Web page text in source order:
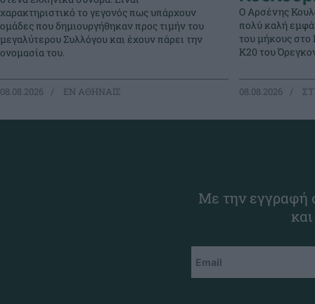
χαρακτηριστικό το γεγονός πως υπάρχουν
ομάδες που δημιουργήθηκαν προς τιμήν του
μεγαλύτερου Συλλόγου και έχουν πάρει την
ονομασία του.
08.08.2026 EΝ ΑΘΗΝΑΙΣ
Ο Αρσένης
πολύ καλή
του μήκους
Κ20 του
08.08.2026
Με την εγγραφή